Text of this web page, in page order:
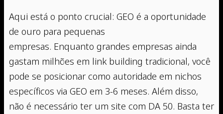
Aqui está o ponto crucial: GEO é a oportunidade
de ouro para pequenas
empresas. Enquanto grandes empresas ainda
gastam milhões em link building tradicional, você
pode se posicionar como autoridade em nichos
específicos via GEO em 3-6 meses. Além disso,
não é necessário ter um site com DA 50. Basta ter